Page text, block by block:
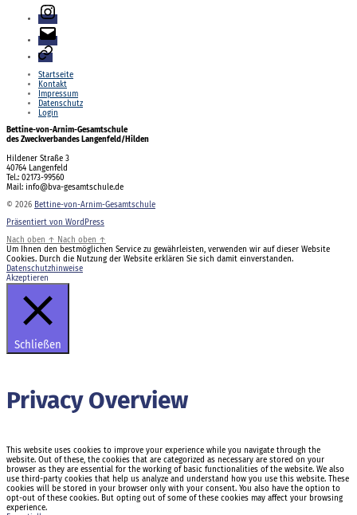
Instagram
E-
Mail
Login
Startseite
Kontakt
Impressum
Datenschutz
Login
Bettine-von-Arnim-Gesamtschule
des Zweckverbandes Langenfeld/Hilden
Hildener Straße 3
40764 Langenfeld
Tel.: 02173-99560
Mail: info@bva-gesamtschule.de
© 2026 Bettine-von-Arnim-Gesamtschule
Präsentiert von WordPress
Nach oben ↑ Nach oben ↑
Um Ihnen den bestmöglichen Service zu gewährleisten, verwenden wir auf dieser Website
Cookies. Durch die Nutzung der Website erklären Sie sich damit einverstanden.
Datenschutzhinweise
Akzeptieren
Schließen
Privacy Overview
This website uses cookies to improve your experience while you navigate through the
website. Out of these, the cookies that are categorized as necessary are stored on your
browser as they are essential for the working of basic functionalities of the website. We also
use third-party cookies that help us analyze and understand how you use this website. These
cookies will be stored in your browser only with your consent. You also have the option to
opt-out of these cookies. But opting out of some of these cookies may affect your browsing
experience.